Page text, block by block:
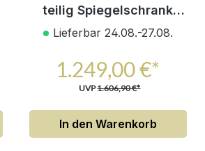
teilig Spiegelschrank
Seitenschrank 3er Boxen
weiss hgl
Lieferbar 24.08.-27.08.
1.249,00 €*
UVP1.606,90 €*
In den Warenkorb